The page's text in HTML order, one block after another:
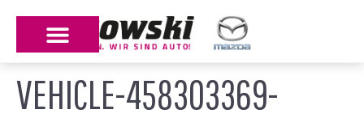
VEHICLE-458303369-